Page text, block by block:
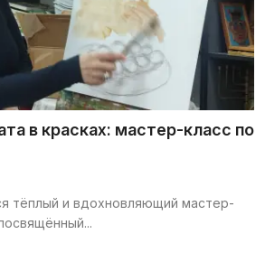
в красках: мастер-класс по
тёплый и вдохновляющий мастер-